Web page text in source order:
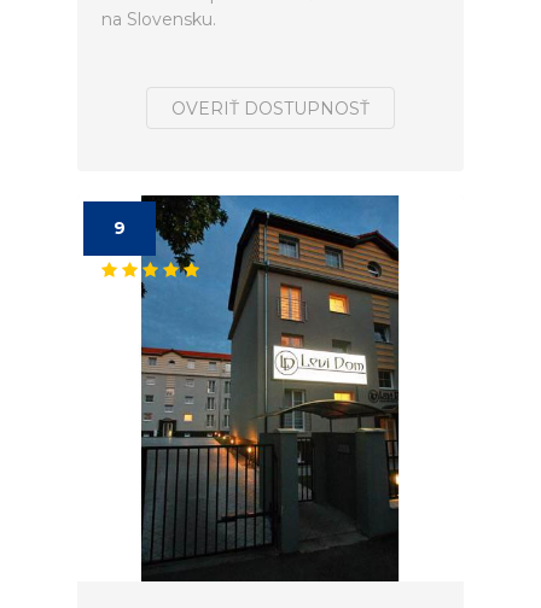
na Slovensku.
OVERIŤ DOSTUPNOSŤ
9